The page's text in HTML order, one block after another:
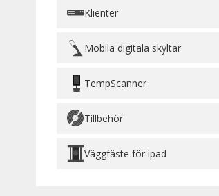
Klienter
Mobila digitala skyltar
TempScanner
Tillbehör
Väggfäste för ipad